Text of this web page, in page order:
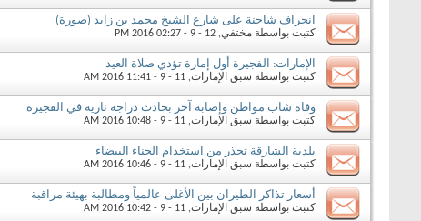
انحراف شاحنة على شارع الشيخ محمد بن زايد (صورة)
كتبت بواسطة مختفي‏, 12 - 9 - 2016 02:27 PM
الإمارات: الفجيرة أول إمارة تؤدي صلاة العيد
كتبت بواسطة سبق الإمارات‏, 11 - 9 - 2016 11:41 AM
وفاة شاب مواطن وإصابة آخر بحادث دراجة نارية في الفجيرة
كتبت بواسطة سبق الإمارات‏, 11 - 9 - 2016 10:48 AM
بلدية الشارقة تحذر من استخدام الحناء البيضاء
كتبت بواسطة سبق الإمارات‏, 11 - 9 - 2016 10:46 AM
أسعار تذاكر الطيران بين الأغلى عالمياً ومطالبة بهيئة مراقبة
كتبت بواسطة سبق الإمارات‏, 11 - 9 - 2016 10:42 AM